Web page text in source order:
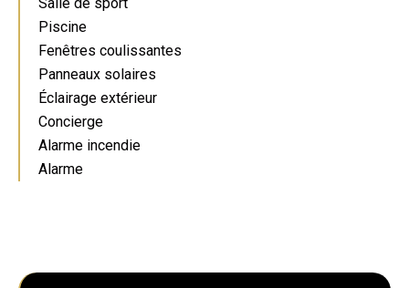
Piscine
Fenêtres coulissantes
Panneaux solaires
Éclairage extérieur
Concierge
Alarme incendie
Alarme